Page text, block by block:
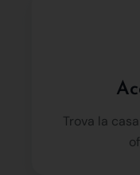
Trova la